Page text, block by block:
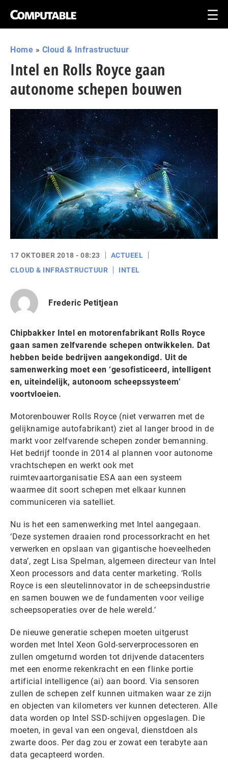
Home » Cloud & Infrastructuur
Intel en Rolls Royce gaan
autonome schepen bouwen
17 OKTOBER 2018 - 08:23
ACTUEEL
CLOUD & INFRASTRUCTUUR
INTEL
Frederic Petitjean
Chipbakker Intel en motorenfabrikant Rolls Royce
gaan samen zelfvarende schepen ontwikkelen. Dat
hebben beide bedrijven aangekondigd. Uit de
samenwerking moet een ‘gesofisticeerd, intelligent
en, uiteindelijk, autonoom scheepssysteem’
voortvloeien.
Motorenbouwer Rolls Royce (niet verwarren met de
gelijknamige autofabrikant) ziet al langer brood in de
markt voor zelfvarende schepen zonder bemanning.
Het bedrijf toonde in 2014 al plannen voor autonome
vrachtschepen en werkt ook met
ruimtevaartorganisatie ESA aan een systeem
waarmee dit soort schepen met elkaar kunnen
communiceren via satelliet.
Nu is het een samenwerking met Intel aangegaan.
‘Deze systemen draaien rond processorkracht en het
verwerken en opslaan van gigantische hoeveelheden
data’, zegt Lisa Spelman, algemeen directeur van Intel
Xeon processors and data center marketing. ‘Rolls
Royce is een sleutelinnovator in de scheepsindustrie
en samen bouwen we de fundamenten voor veilige
scheepsoperaties over de hele wereld.’
De nieuwe generatie schepen moeten uitgerust
worden met Intel Xeon Gold-serverprocessoren en
zullen omgeturnd worden tot drijvende datacenters
met een enorme rekenkracht en een flinke portie
artificial intelligence (ai) aan boord. Via sensoren
zullen de schepen zelf kunnen uitmaken waar ze zijn
en objecten van kilometers ver kunnen detecteren. Alle
data worden op Intel SSD-schijven opgeslagen. Die
moeten, in geval van een ongeval, dienstdoen als
zwarte doos. Per dag zou er zowat een terabyte aan
data gecapteerd worden.